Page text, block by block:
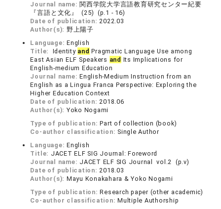
Journal name: 関西学院大学言語教育研究センター紀要
『言語と文化』 (25) (p.1 - 16)
Date of publication:2022.03
Author(s): 野上陽子
Language:English
Title:
Identity and Pragmatic Language Use among
East Asian ELF Speakers and Its Implications for
English-medium Education
Journal name:English-Medium Instruction from an
English as a Lingua Franca Perspective: Exploring the
Higher Education Context
Date of publication:2018.06
Author(s): Yoko Nogami
Type of publication:Part of collection (book)
Co-author classification: Single Author
Language:English
Title: JACET ELF SIG Journal: Foreword
Journal name: JACET ELF SIG Journal vol.2 (p.ⅴ)
Date of publication:2018.03
Author(s): Mayu Konakahara & Yoko Nogami
Type of publication:Research paper (other academic)
Co-author classification:Multiple Authorship